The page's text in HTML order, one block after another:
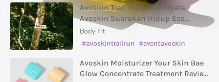
Avoskin Trail Run, Aksi Nyata
Avoskin Suarakan Hidup Eco
Conscious
Body Fit
#avoskintrailrun #eventavoskin
Avoskin Moisturizer Your Skin Bae
Glow Concentrate Treatment Review